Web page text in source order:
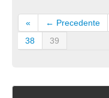
« ← Precedente
38
39